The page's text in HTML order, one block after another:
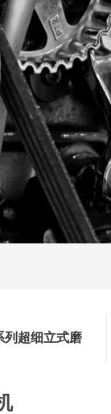
超细立式磨